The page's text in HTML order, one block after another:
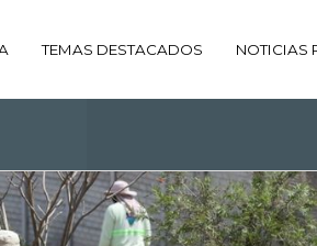
TEMAS DESTACADOS NOTICIAS